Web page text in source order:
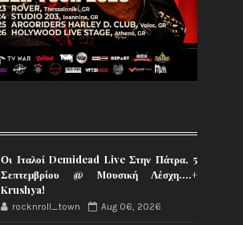
Οι Ιταλοί Demidead Live Στην Πάτρα, 5
Σεπτεμβρίου @ Moυσική Λέσχη….+
Krushya!
rocknroll_town Aug 06, 2026